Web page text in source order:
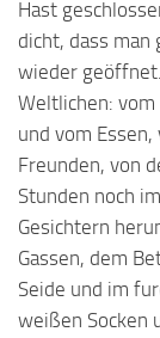
Hast
dicht, dass man
wieder
Weltlichen: vom
und vom
Freunden, von
Stunden noch
Gesichtern
Gassen, dem
Seide und im
weißen Socken